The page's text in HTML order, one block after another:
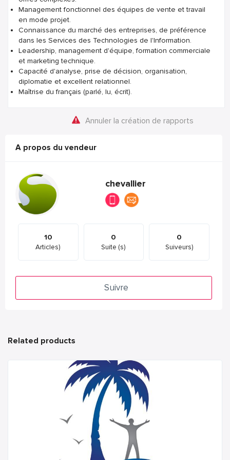
Management fonctionnel des équipes de vente et travail
en mode projet.
Connaissance du marché des entreprises, de préférence
dans les Services des Technologies de l'Information.
Leadership, management d'équipe, formation commerciale
et marketing technique.
Capacité d'analyse, prise de décision, organisation,
diplomatie et excellent relationnel.
Maîtrise du français (parlé, lu, écrit).
Annuler la création de rapports
A propos du vendeur
chevallier
10
Articles)
0
Suite (s)
0
Suiveurs)
Suivre
Related products